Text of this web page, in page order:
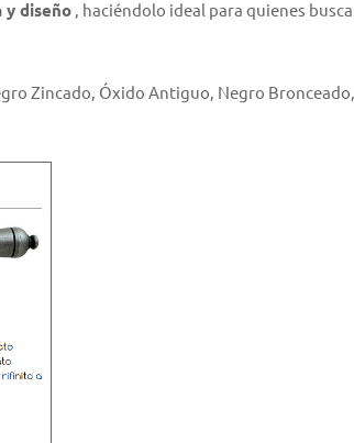
y diseño , haciéndolo ideal para quienes
Zincado, Óxido Antiguo, Negro